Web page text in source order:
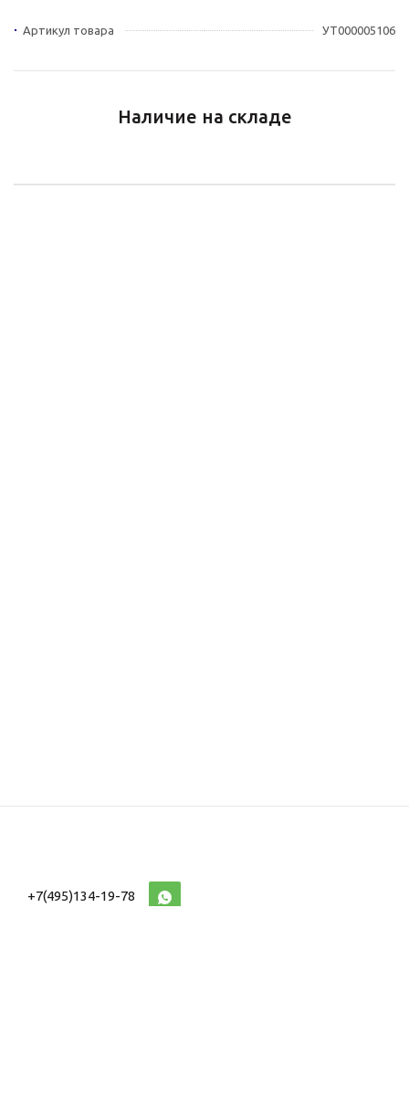
Артикул товара УТ000005106
Наличие на складе
+7(495)134-19-78